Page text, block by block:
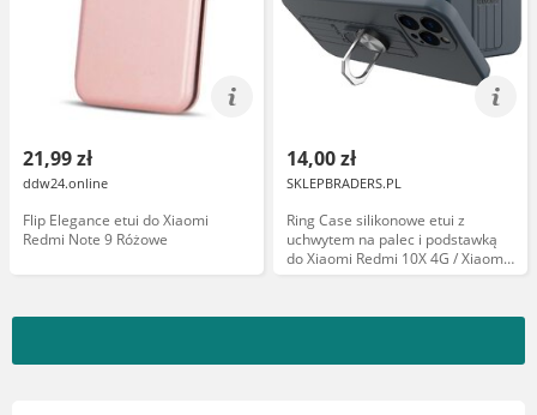
21,99 zł
ddw24.online
Flip Elegance etui do Xiaomi
Redmi Note 9 Różowe
14,00 zł
SKLEPBRADERS.PL
Ring Case silikonowe etui z
uchwytem na palec i podstawką
do Xiaomi Redmi 10X 4G / Xiaomi
Redmi Note 9 ciemnoniebieski